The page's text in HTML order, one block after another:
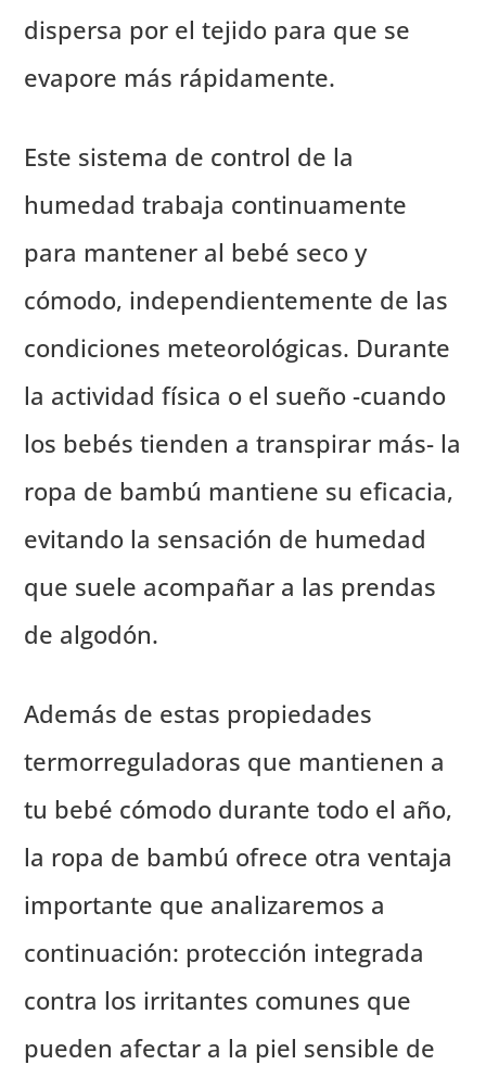
dispersa por el tejido para que se
evapore más rápidamente.
Este sistema de control de la
humedad trabaja continuamente
para mantener al bebé seco y
cómodo, independientemente de las
condiciones meteorológicas. Durante
la actividad física o el sueño -cuando
los bebés tienden a transpirar más- la
ropa de bambú mantiene su eficacia,
evitando la sensación de humedad
que suele acompañar a las prendas
de algodón.
Además de estas propiedades
termorreguladoras que mantienen a
tu bebé cómodo durante todo el año,
la ropa de bambú ofrece otra ventaja
importante que analizaremos a
continuación: protección integrada
contra los irritantes comunes que
pueden afectar a la piel sensible de